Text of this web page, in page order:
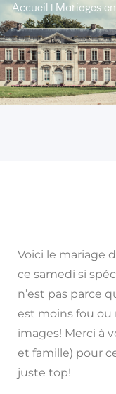
Accueil | Mariages
Voici le mariage
ce samedi si
n’est pas parce
est moins fou ou
images! Merci à
et famille) pour
juste top!